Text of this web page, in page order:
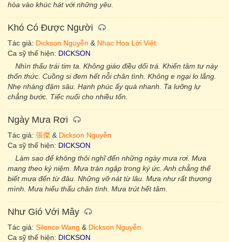
hòa vào khúc hát với những yêu.
Khó Có Được Người
Tác giả: Dickson Nguyễn & Nhạc Hoa Lời Việt
Ca sỹ thể hiện: DICKSON
Nhìn thấu trái tim ta. Không giáo điều dối trá. Khiến tâm tư này
thổn thức. Cuồng si đem hết nỗi chân tình. Không e ngại lo lắng.
Nhẹ nhàng đậm sâu. Hạnh phúc ấy quá nhanh. Ta lưỡng lự
chẳng bước. Tiếc nuối cho nhiều tổn.
Ngày Mưa Rơi
Tác giả: 張傑 & Dickson Nguyễn
Ca sỹ thể hiện: DICKSON
Làm sao để không thôi nghĩ đến những ngày mưa rơi. Mưa
mang theo kỷ niệm. Mưa tràn ngập trong ký ức. Anh chẳng thể
biết mưa đến từ đâu. Những vỡ nát từ lâu. Mưa như rất thương
mình. Mưa hiểu thấu chân tình. Mưa trút hết tâm.
Như Gió Với Mây
Tác giả: Silence Wang & Dickson Nguyễn
Ca sỹ thể hiện: DICKSON